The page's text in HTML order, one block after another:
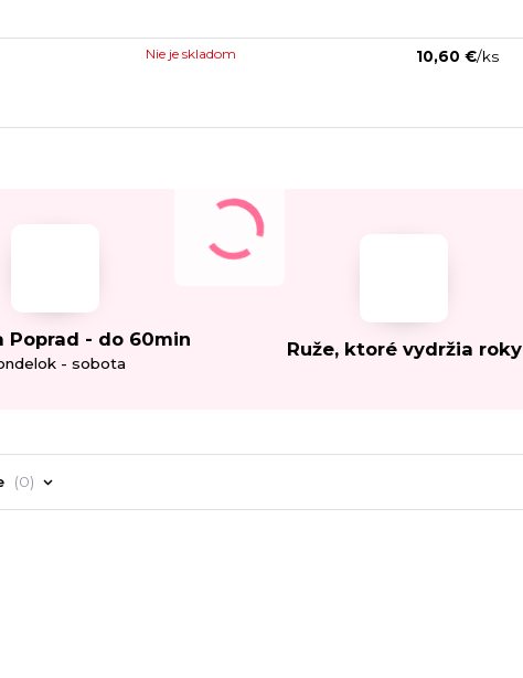
10,60 €/ks
Nie je skladom
Poprad - do 60min
- sobota
Ruže, ktoré vydržia roky
0